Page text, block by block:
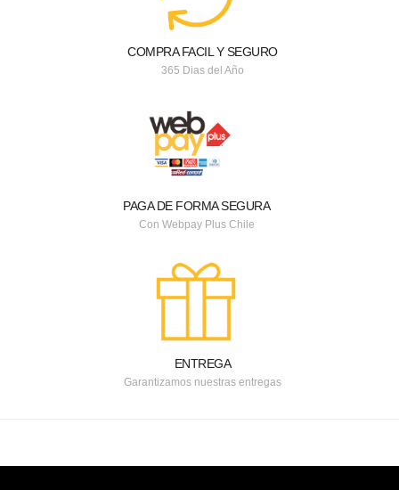
COMPRA FACIL Y SEGURO
365 Dias del Año
PAGA DE FORMA SEGURA
Con Webpay Plus Chile
ENTREGA
Garantizamos nuestras entregas